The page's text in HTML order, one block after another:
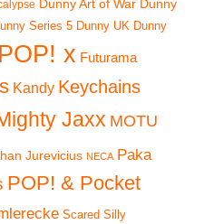
Dunny Art of War Dunny
Series 5 Dunny UK Dunny
x Futurama
Kandy Keychains
Jaxx MOTU
Jurevicius NECA Paka
POP! & Pocket
Scared Silly